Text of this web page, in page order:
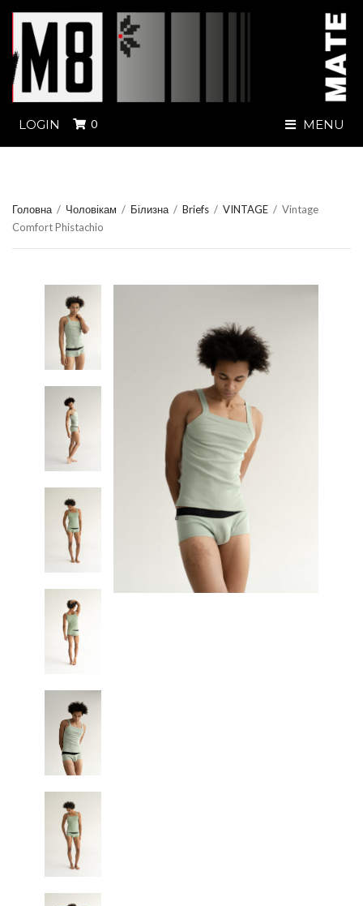
LOGIN 0 MENU
Головна / Чоловікам / Білизна / Briefs / VINTAGE / Vintage
Comfort Phistachio